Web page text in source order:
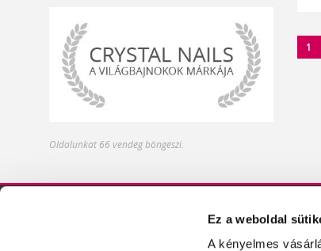
Ez a weboldal
A kényelmes
és
műköröm
Oldalunkat 66 vendég böngészi.
1
ÍZELÍTŐ